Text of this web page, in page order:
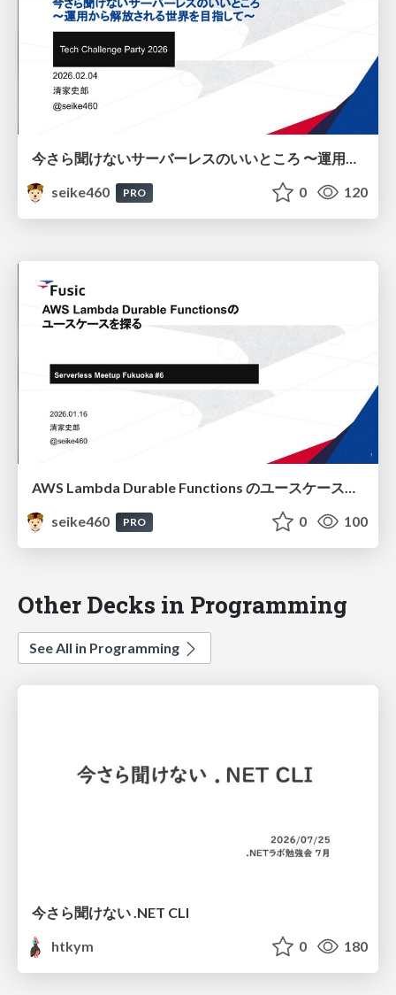
今さら聞けないサーバーレスのいいところ 〜運用から解放される世界を目指して〜 / The Benefits of Serverless You Might Be Too Embarrassed to Ask About Now — Aiming for a World Free from Operational Burdens
seike460
PRO 0 120
AWS Lambda Durable Functions のユースケースを探る / Exploring Use Cases for AWS Lambda Durable Functions
seike460
PRO 0 100
Other Decks in Programming
See All in Programming
今さら聞けない .NET CLI
htkym
0 180